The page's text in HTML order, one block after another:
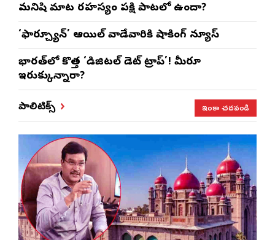
మనిషి మాట రహస్యం పక్షి పాటలో ఉందా?
‘ఫార్చ్యూన్’ ఆయిల్ వాడేవారికి షాకింగ్ న్యూస్
భారత్‌లో కొత్త ‘డిజిటల్ డెట్ ట్రాప్’! మీరూ
ఇరుక్కున్నారా?
పాలిటిక్స్ ఇంకా చదవండి